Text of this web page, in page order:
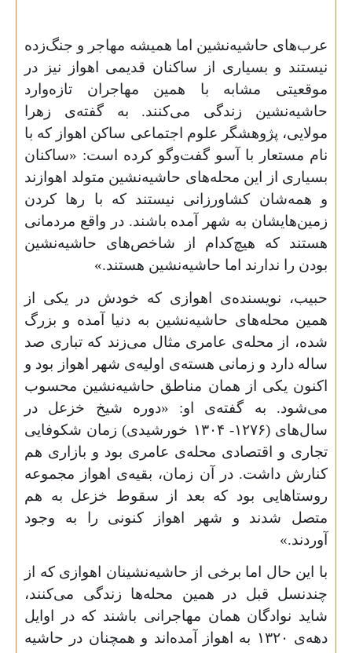
عرب‌های حاشیه‌نشین اما همیشه مهاجر و جنگ‌زده
نیستند و بسیاری از ساکنان قدیمی اهواز نیز در
موقعیتی مشابه با همین مهاجران تازه‌وارد
حاشیه‌نشین زندگی می‌کنند. به گفته‌ی زهرا
مولایی، پژوهشگر علوم اجتماعی ساکن اهواز که با
نام مستعار با آسو گفت‌وگو کرده است: «ساکنان
بسیاری از این‌ محله‌های حاشیه‌نشین متولد اهوازند
و همه‌شان کشاورزانی نیستند که با رها کردن
زمین‌هایشان به شهر آمده باشند. در واقع مردمانی
هستند که هیچ‌کدام از شاخص‌های حاشیه‌نشین
بودن را ندارند اما حاشیه‌نشین هستند.»
حبیب، نویسنده‌ی اهوازی که خودش در یکی از
همین محله‌های حاشیه‌نشین به دنیا آمده و بزرگ
شده، از محله‌ی عامری مثال می‌زند که تباری صد
ساله دارد و زمانی هستهی اولیهی شهر اهواز بود و
اکنون یکی از همان مناطق حاشیه‌نشین محسوب
می‌شود. به گفته‌ی او: «دوره شیخ خزعل در
سال‌های (۱۲۷۶- ۱۳۰۴
خورشیدی) زمان شکوفایی
تجاری و اقتصادی‌ محله‌ی عامری بود و بازاری هم
کنارش داشت. در آن زمان، بقیه‌ی اهواز مجموعه
روستاهایی بود که بعد از سقوط خزعل به هم
متصل شدند و شهر اهواز کنونی را به وجود
آوردند.»
با این حال اما برخی از حاشیه‌نشینان اهوازی که از
چندنسل قبل در همین محله‌ها زندگی می‌کنند،
شاید نوادگان همان مهاجرانی باشند که در اوایل
دهه‌ی ۱۳۲۰ به اهواز آمده‌اند و همچنان در حاشیه